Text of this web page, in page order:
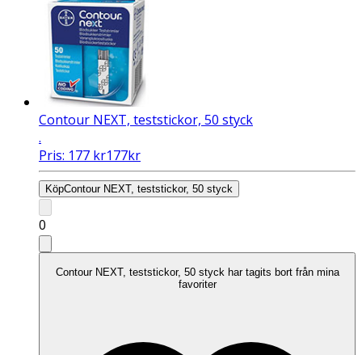
Contour NEXT, teststickor, 50 styck
.
Pris: 177 kr177kr
KöpContour NEXT, teststickor, 50 styck
0
Contour NEXT, teststickor, 50 styck har tagits bort från mina
favoriter